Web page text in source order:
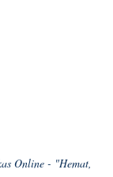
Online - "Hemat,